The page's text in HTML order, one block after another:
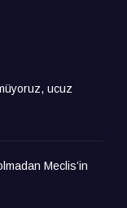
ucuz
Meclis’in